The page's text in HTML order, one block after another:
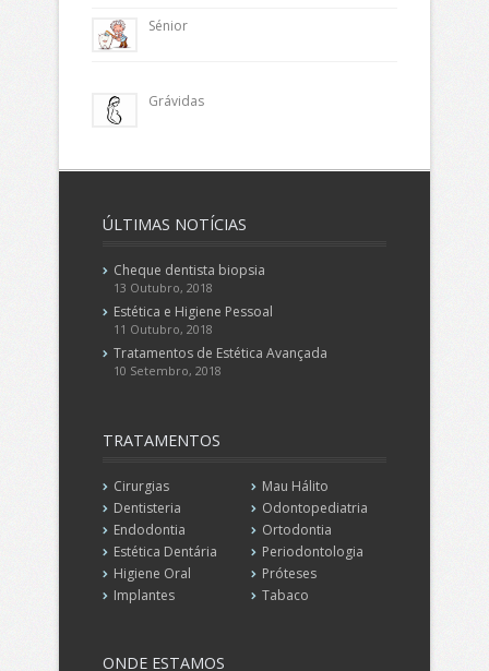
Sénior
Grávidas
ÚLTIMAS NOTÍCIAS
Cheque dentista biopsia
13 Outubro, 2018
Estética e Higiene Pessoal
11 Outubro, 2018
Tratamentos de Estética Avançada
10 Setembro, 2018
TRATAMENTOS
Cirurgias
Dentisteria
Endodontia
Estética Dentária
Higiene Oral
Implantes
Mau Hálito
Odontopediatria
Ortodontia
Periodontologia
Próteses
Tabaco
ONDE ESTAMOS